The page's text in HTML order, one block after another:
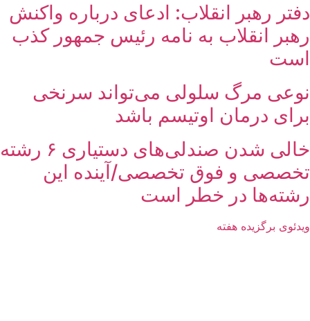
دفتر رهبر انقلاب: ادعای درباره واکنش
رهبر انقلاب به نامه رئیس جمهور کذب
است
نوعی مرگ سلولی می‌تواند سرنخی
برای درمان اوتیسم باشد
خالی شدن صندلی‌های دستیاری ۶ رشته
تخصصی و فوق تخصصی/آینده این
رشته‌ها در خطر است
ویدئوی برگزیده هفته